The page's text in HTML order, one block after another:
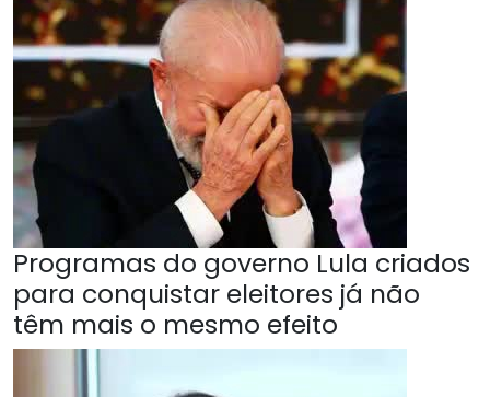
Programas do governo Lula criados
para conquistar eleitores já não
têm mais o mesmo efeito